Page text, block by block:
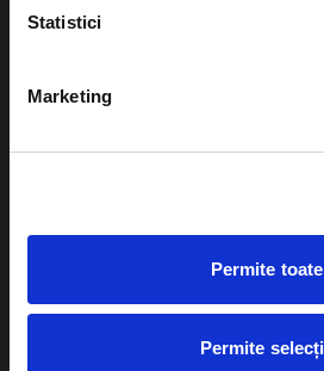
Statistici
Marketing
Permite toate
Permite
festivaluri
Diverse
Despre noi